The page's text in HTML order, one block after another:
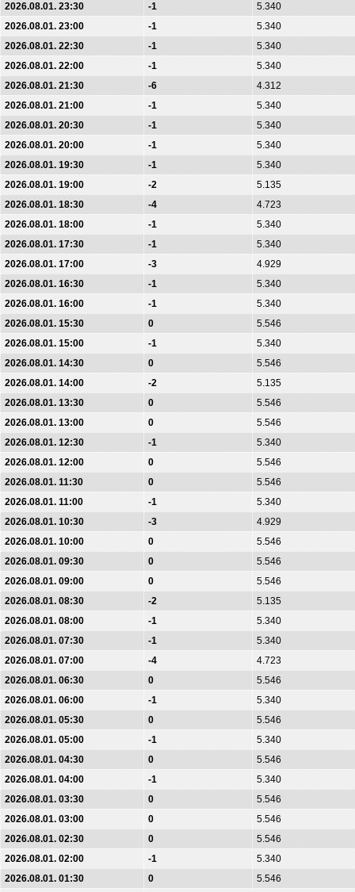
2026.08.01. 23:30
-1
5.340
2026.08.01. 23:00
-1
5.340
2026.08.01. 22:30
-1
5.340
2026.08.01. 22:00
-1
5.340
2026.08.01. 21:30
-6
4.312
2026.08.01. 21:00
-1
5.340
2026.08.01. 20:30
-1
5.340
2026.08.01. 20:00
-1
5.340
2026.08.01. 19:30
-1
5.340
2026.08.01. 19:00
-2
5.135
2026.08.01. 18:30
-4
4.723
2026.08.01. 18:00
-1
5.340
2026.08.01. 17:30
-1
5.340
2026.08.01. 17:00
-3
4.929
2026.08.01. 16:30
-1
5.340
2026.08.01. 16:00
-1
5.340
2026.08.01. 15:30
0
5.546
2026.08.01. 15:00
-1
5.340
2026.08.01. 14:30
0
5.546
2026.08.01. 14:00
-2
5.135
2026.08.01. 13:30
0
5.546
2026.08.01. 13:00
0
5.546
2026.08.01. 12:30
-1
5.340
2026.08.01. 12:00
0
5.546
2026.08.01. 11:30
0
5.546
2026.08.01. 11:00
-1
5.340
2026.08.01. 10:30
-3
4.929
2026.08.01. 10:00
0
5.546
2026.08.01. 09:30
0
5.546
2026.08.01. 09:00
0
5.546
2026.08.01. 08:30
-2
5.135
2026.08.01. 08:00
-1
5.340
2026.08.01. 07:30
-1
5.340
2026.08.01. 07:00
-4
4.723
2026.08.01. 06:30
0
5.546
2026.08.01. 06:00
-1
5.340
2026.08.01. 05:30
0
5.546
2026.08.01. 05:00
-1
5.340
2026.08.01. 04:30
0
5.546
2026.08.01. 04:00
-1
5.340
2026.08.01. 03:30
0
5.546
2026.08.01. 03:00
0
5.546
2026.08.01. 02:30
0
5.546
2026.08.01. 02:00
-1
5.340
2026.08.01. 01:30
0
5.546